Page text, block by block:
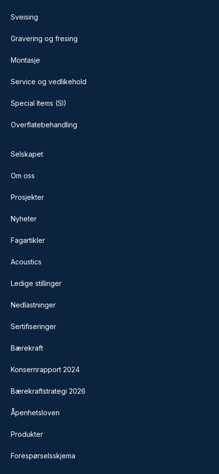
Sveising
Gravering og fresing
Montasje
Service og vedlikehold
Special Items (SI)
Overflatebehandling
Selskapet
Om oss
Prosjekter
Nyheter
Fagartikler
Acoustics
Ledige stillinger
Nedlastninger
Sertifiseringer
Bærekraft
Konsernrapport 2024
Bærekraftstrategi 2026
Åpenhetsloven
Produkter
Forespørselsskjema